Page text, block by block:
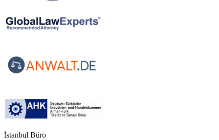
İstanbul Büro